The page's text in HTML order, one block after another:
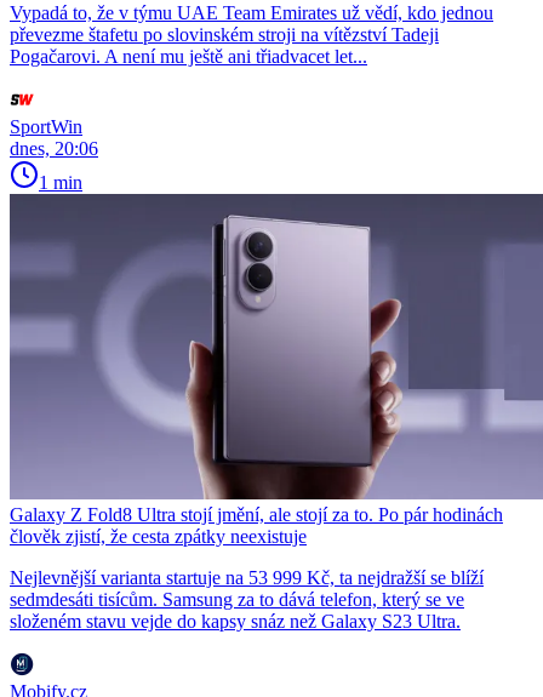
Vypadá to, že v týmu UAE Team Emirates už vědí, kdo jednou
převezme štafetu po slovinském stroji na vítězství Tadeji
Pogačarovi. A není mu ještě ani třiadvacet let...
SportWin
dnes, 20:06
1 min
Galaxy Z Fold8 Ultra stojí jmění, ale stojí za to. Po pár hodinách
člověk zjistí, že cesta zpátky neexistuje
Nejlevnější varianta startuje na 53 999 Kč, ta nejdražší se blíží
sedmdesáti tisícům. Samsung za to dává telefon, který se ve
složeném stavu vejde do kapsy snáz než Galaxy S23 Ultra.
Mobify.cz